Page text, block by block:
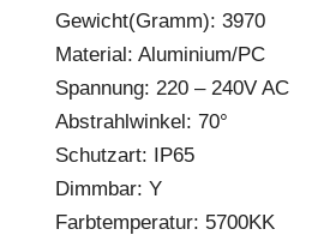
Gewicht(Gramm): 3970
Material: Aluminium/PC
Spannung: 220 – 240V AC
Abstrahlwinkel: 70°
Schutzart: IP65
Dimmbar: Y
Farbtemperatur: 5700KK